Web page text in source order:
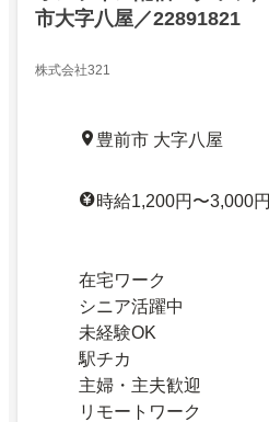
市大字八屋／22891821
株式会社321
豊前市 大字八屋
時給1,200円〜3,000円
在宅ワーク
シニア活躍中
未経験OK
駅チカ
主婦・主夫歓迎
リモートワーク